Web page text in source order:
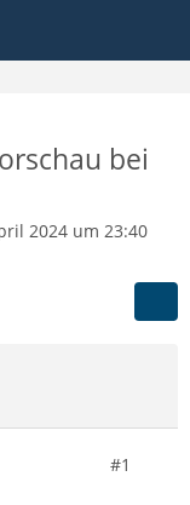
bei
2024 um 23:40
#1